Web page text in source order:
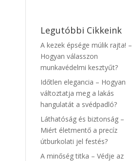
Legutóbbi Cikkeink
A kezek épsége múlik rajta! –
Hogyan válasszon
munkavédelmi kesztyűt?
Időtlen elegancia – Hogyan
változtatja meg a lakás
hangulatát a svédpadló?
Láthatóság és biztonság –
Miért életmentő a precíz
útburkolati jel festés?
A minőség titka – Védje az